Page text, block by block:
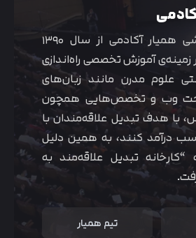
موسسه‌ی آموزشی همیار آکادمی از سال ۱۳۹۰
زمینه‌ی آموزش تخصصی راه‌اندازی
علوم مدرن مانند زبان‌های
تحت وب و تخصص‌هایی همچون
با هدف تبدیل علاقه‌مندان با
درآمد کنند، به همین دلیل
“کارخانه تبدیل علاقه‌مند به
تیم همیار
شدم